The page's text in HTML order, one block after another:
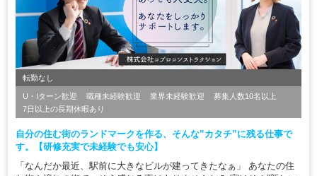
転勤なし
U・Iターン歓迎 職種未経験歓迎 業界未経験歓迎
募集人数10名以上
7日以上の長期休暇あり
自分の住む街のランドマークを作る、そんな”カタチ”に残る仕事で
す。【研修充実で未経験でも安心】
「なんだか最近、駅前に大きなビルが建ってきたなぁ」 あなたの住